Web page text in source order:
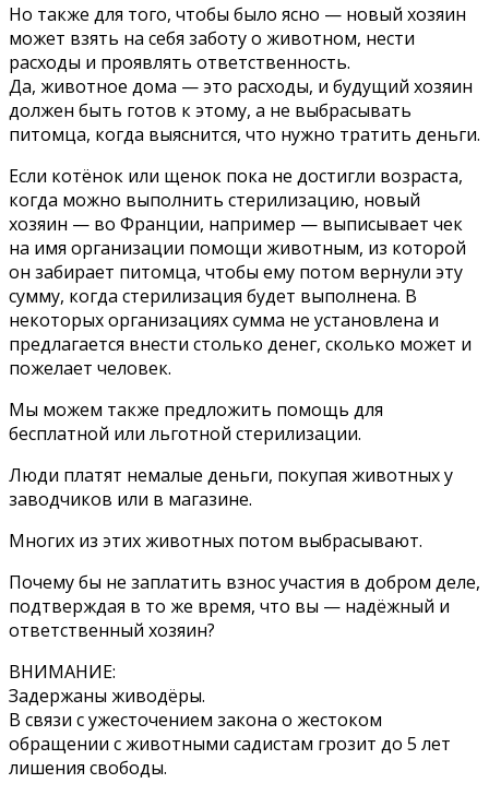
Но также для того, чтобы было ясно — новый хозяин
может взять на себя заботу о животном, нести
расходы и проявлять ответственность.
Да, животное дома — это расходы, и будущий хозяин
должен быть готов к этому, а не выбрасывать
питомца, когда выяснится, что нужно тратить деньги.
Если котёнок или щенок пока не достигли возраста,
когда можно выполнить стерилизацию, новый
хозяин — во Франции, например — выписывает чек
на имя организации помощи животным, из которой
он забирает питомца, чтобы ему потом вернули эту
сумму, когда стерилизация будет выполнена. В
некоторых организациях сумма не установлена и
предлагается внести столько денег, сколько может и
пожелает человек.
Мы можем также предложить помощь для
бесплатной или льготной стерилизации.
Люди платят немалые деньги, покупая животных у
заводчиков или в магазине.
Многих из этих животных потом выбрасывают.
Почему бы не заплатить взнос участия в добром деле,
подтверждая в то же время, что вы — надёжный и
ответственный хозяин?
ВНИМАНИЕ:
Задержаны живодёры.
В связи с ужесточением закона о жестоком
обращении с животными садистам грозит до 5 лет
лишения свободы.